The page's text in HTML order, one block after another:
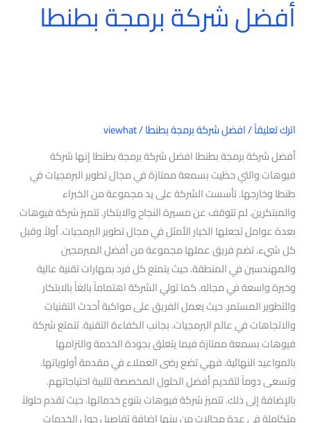
أفضل شركة برمجة بطنطا
اترك تعليقاً/افضل شركة برمجة بطنطا/
viewhat
أفضل شركة برمجة بطنطا افضل شركة برمجة بطنطا إنها شركة
فيوهات والتي حظيت بسمعة ممتازة في مجال تطوير البرمجيات في
طنطا وخارجها. تأسست الشركة على يد مجموعة من الخبراء
والمبتكرين. لم تتوقف عن مسيرة النجاح والابتكار. تتميز شركة فيوهات
بعدة عوامل تجعلها الخيار الأمثل في مجال تطوير البرمجيات. أولاً وقبل
كل شيء. تضم فريق عملها مجموعة من أفضل المبرمجين
والمهندسين في المنطقة. حيث يتمتع كل فرد بمهارات تقنية عالية
وخبرة واسعة في مجاله. كما تولي الشركة اهتماماً بالغاً بالابتكار
والتطوير المستمر. حيث يعمل الفريق على مواكبة أحدث التقنيات
والاتجاهات في عالم البرمجيات. بجانب الكفاءة التقنية. تتمتع شركة
فيوهات بسمعة ممتازة فيما يتعلق بجودة الخدمة والتزامها
بالمواعيد النهائية. فهي تضع رضى العملاء في مقدمة أولوياتها.
وتسعى دوماً لتقديم أفضل الحلول المخصصة لتلبية احتياجاتهم.
بالإضافة إلى ذلك. تتميز شركة فيوهات بتنوع خدماتها. حيث تقدم حلولاً
متكاملة في عدة مجالات من بينها إضافة تفاصيل حول الخدمات